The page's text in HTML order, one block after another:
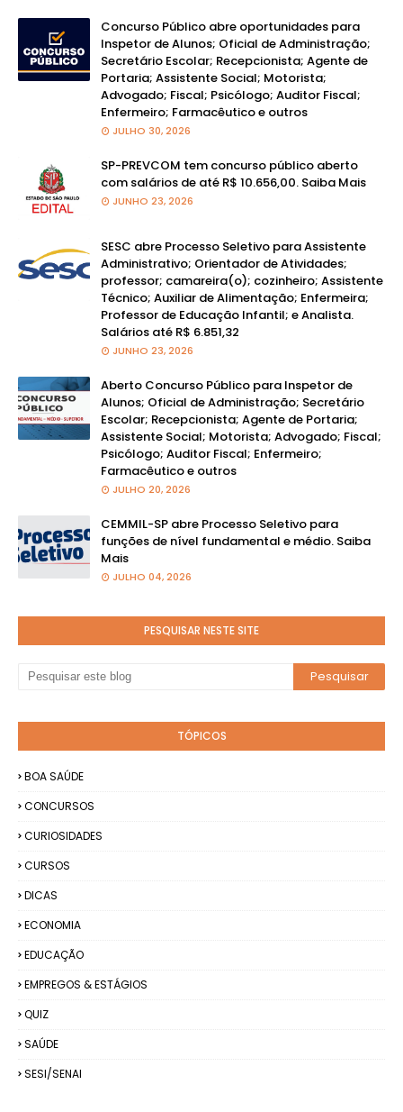
Concurso Público abre oportunidades para
Inspetor de Alunos; Oficial de Administração;
Secretário Escolar; Recepcionista; Agente de
Portaria; Assistente Social; Motorista;
Advogado; Fiscal; Psicólogo; Auditor Fiscal;
Enfermeiro; Farmacêutico e outros
JULHO 30, 2026
SP-PREVCOM tem concurso público aberto
com salários de até R$ 10.656,00. Saiba Mais
JUNHO 23, 2026
SESC abre Processo Seletivo para Assistente
Administrativo; Orientador de Atividades;
professor; camareira(o); cozinheiro; Assistente
Técnico; Auxiliar de Alimentação; Enfermeira;
Professor de Educação Infantil; e Analista.
Salários até R$ 6.851,32
JUNHO 23, 2026
Aberto Concurso Público para Inspetor de
Alunos; Oficial de Administração; Secretário
Escolar; Recepcionista; Agente de Portaria;
Assistente Social; Motorista; Advogado; Fiscal;
Psicólogo; Auditor Fiscal; Enfermeiro;
Farmacêutico e outros
JULHO 20, 2026
CEMMIL-SP abre Processo Seletivo para
funções de nível fundamental e médio. Saiba
Mais
JULHO 04, 2026
PESQUISAR NESTE SITE
TÓPICOS
BOA SAÚDE
CONCURSOS
CURIOSIDADES
CURSOS
DICAS
ECONOMIA
EDUCAÇÃO
EMPREGOS & ESTÁGIOS
QUIZ
SAÚDE
SESI/SENAI